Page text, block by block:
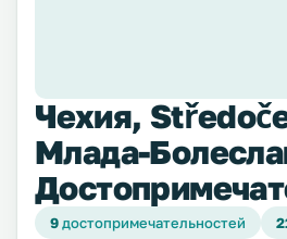
Чехия,
Млада-
9достопримечательностей